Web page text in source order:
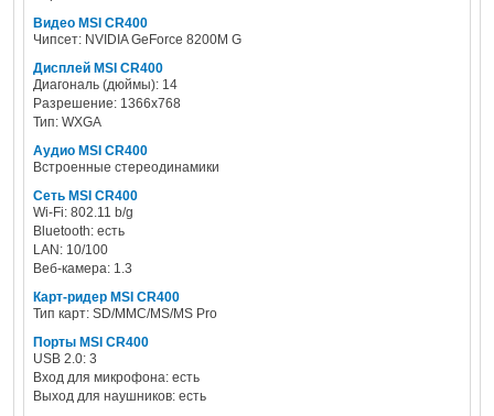
Видео MSI CR400
Чипсет: NVIDIA GeForce 8200M G
Дисплей MSI CR400
Диагональ (дюймы): 14
Разрешение: 1366x768
Тип: WXGA
Аудио MSI CR400
Встроенные стереодинамики
Сеть MSI CR400
Wi-Fi: 802.11 b/g
Bluetooth: есть
LAN: 10/100
Веб-камера: 1.3
Карт-ридер MSI CR400
Тип карт: SD/MMC/MS/MS Pro
Порты MSI CR400
USB 2.0: 3
Вход для микрофона: есть
Выход для наушников: есть